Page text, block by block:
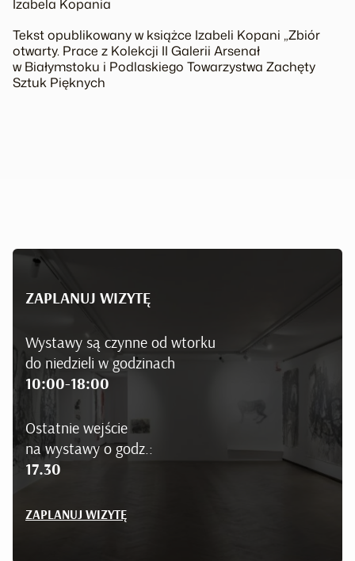
Izabela Kopania
Tekst opublikowany w książce Izabeli Kopani „Zbiór
otwarty. Prace z Kolekcji II Galerii Arsenał
w Białymstoku i Podlaskiego Towarzystwa Zachęty
Sztuk Pięknych
ZAPLANUJ WIZYTĘ
Wystawy są czynne od wtorku
do niedzieli w godzinach
10:00-18:00
Ostatnie wejście
na wystawy o godz.:
17.30
ZAPLANUJ WIZYTĘ